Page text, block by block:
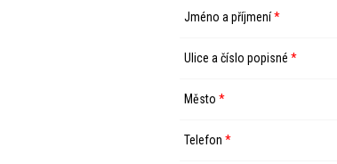
Jméno a příjmení*
Ulice a číslo popisné *
Město *
Telefon *